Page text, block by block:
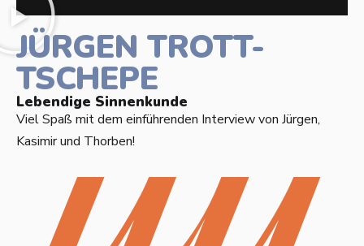
JÜRGEN TROTT-
TSCHEPE
Lebendige Sinnenkunde
Viel Spaß mit dem einführenden Interview von Jürgen,
Kasimir und Thorben!